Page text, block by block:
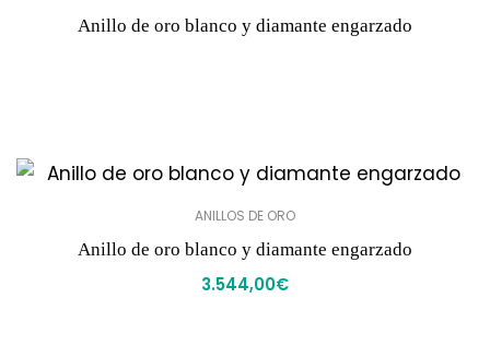
Anillo de oro blanco y diamante engarzado
ANILLOS DE ORO
Anillo de oro blanco y diamante engarzado
3.544,00€